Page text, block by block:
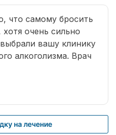
что самому бросить
очень сильно
вашу клинику
алкоголизма. Врач
препаратов
было подобрано
методик
спиртных
на лечение